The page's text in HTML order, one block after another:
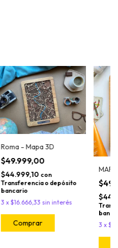
Roma - Mapa 3D
$49.999,00
$44.999,10 con
Transferencia o depósito
bancario
3 x $16.666,33 sin interés
Comprar
MAR
3 x